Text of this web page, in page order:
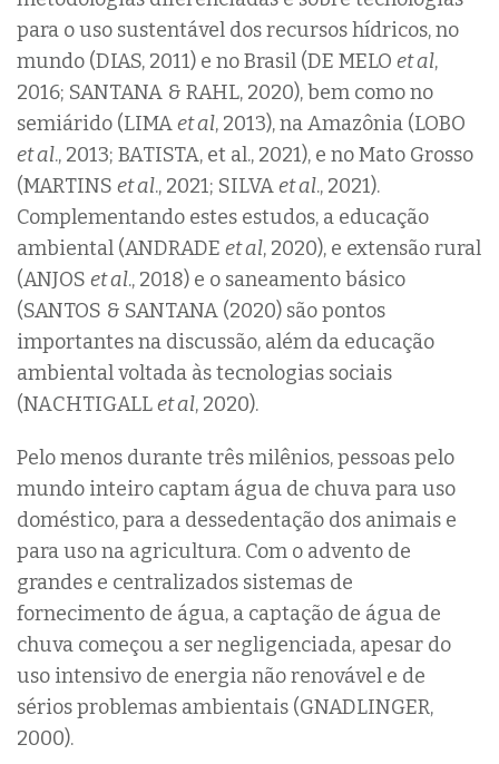
para o uso sustentável dos recursos hídricos, no
mundo (DIAS, 2011) e no Brasil (DE MELO et al,
2016; SANTANA & RAHL, 2020), bem como no
semiárido (LIMAet al, 2013), na Amazônia (LOBO
et al., 2013; BATISTA, et al., 2021), e no Mato Grosso
(MARTINS et al., 2021; SILVAet al., 2021).
Complementando estes estudos, a educação
ambiental (ANDRADE et al, 2020), e extensão rural
(ANJOS et al., 2018) e o saneamento básico
(SANTOS & SANTANA (2020) são pontos
importantes na discussão, além da educação
ambiental voltada às tecnologias sociais
(NACHTIGALLet al, 2020).
Pelo menos durante três milênios, pessoas pelo
mundo inteiro captam água de chuva para uso
doméstico, para a dessedentação dos animais e
para uso na agricultura. Com o advento de
grandes e centralizados sistemas de
fornecimento de água, a captação de água de
chuva começou a ser negligenciada, apesar do
uso intensivo de energia não renovável e de
sérios problemas ambientais (GNADLINGER,
2000).